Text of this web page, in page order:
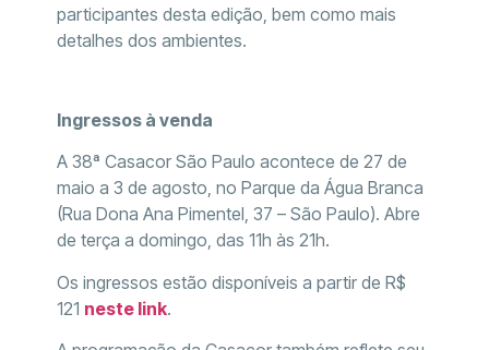
participantes desta edição, bem como mais
detalhes dos ambientes.
Ingressos à venda
A 38ª Casacor São Paulo acontece de 27 de
maio a 3 de agosto, no Parque da Água Branca
(Rua Dona Ana Pimentel, 37 – São Paulo). Abre
de terça a domingo, das 11h às 21h.
Os ingressos estão disponíveis a partir de R$
121 neste link.